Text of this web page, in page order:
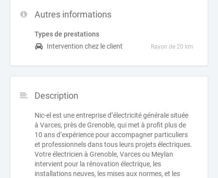
Autres informations
Types de prestations
Intervention chez le client
Rayon de 20 km
Description
Nic-el est une entreprise d’électricité générale située
à Varces, près de Grenoble, qui met à profit plus de
10 ans d’expérience pour accompagner particuliers
et professionnels dans tous leurs projets électriques.
Votre électricien à Grenoble, Varces ou Meylan
intervient pour la rénovation électrique, les
installations neuves, les mises aux normes, et les